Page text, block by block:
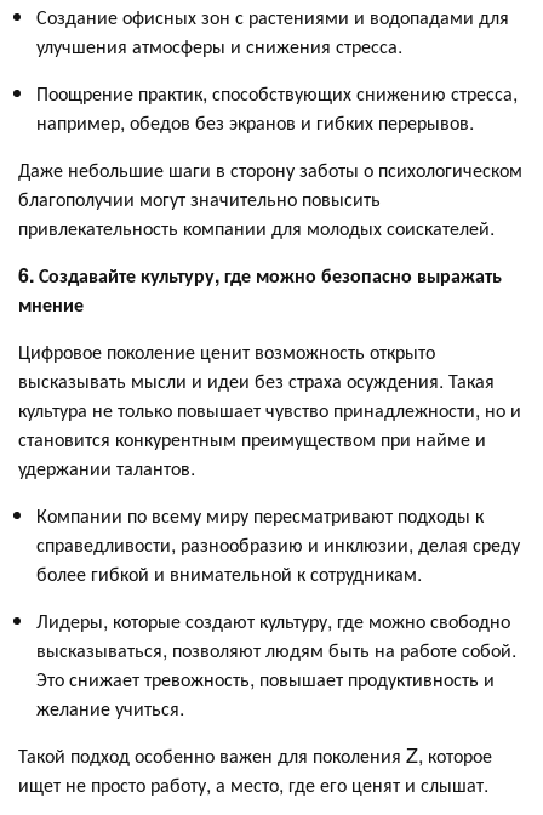
Создание офисных зон с растениями и водопадами для
улучшения атмосферы и снижения стресса.
Поощрение практик, способствующих снижению стресса,
например, обедов без экранов и гибких перерывов.
Даже небольшие шаги в сторону заботы о психологическом
благополучии могут значительно повысить
привлекательность компании для молодых соискателей.
6. Создавайте культуру, где можно безопасно выражать
мнение
Цифровое поколение ценит возможность открыто
высказывать мысли и идеи без страха осуждения. Такая
культура не только повышает чувство принадлежности, но и
становится конкурентным преимуществом при найме и
удержании талантов.
Компании по всему миру пересматривают подходы к
справедливости, разнообразию и инклюзии, делая среду
более гибкой и внимательной к сотрудникам.
Лидеры, которые создают культуру, где можно свободно
высказываться, позволяют людям быть на работе собой.
Это снижает тревожность, повышает продуктивность и
желание учиться.
Такой подход особенно важен для поколения Z, которое
ищет не просто работу, а место, где его ценят и слышат.